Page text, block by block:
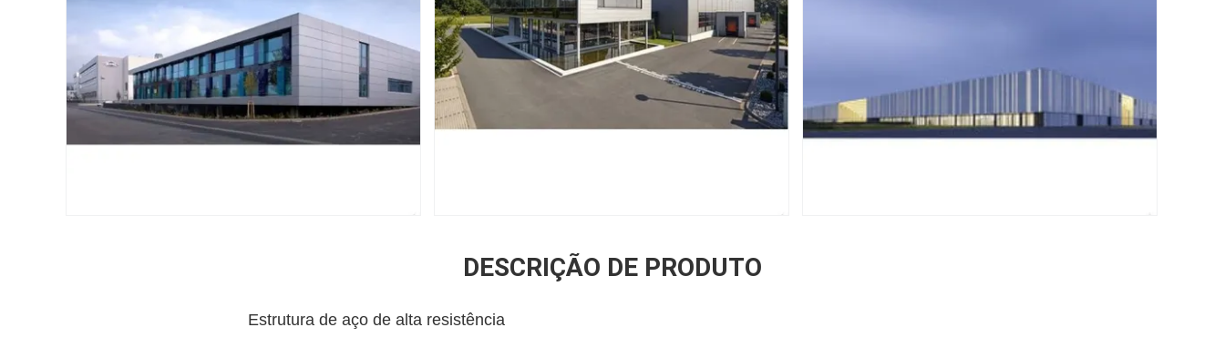
DESCRIÇÃO DE PRODUTO
Estrutura de aço de alta resistência